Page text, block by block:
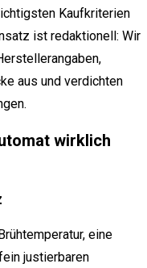
Kaufkriterien
ist redaktionell: Wir
aus und verdichten
wirklich
eine
justierbaren